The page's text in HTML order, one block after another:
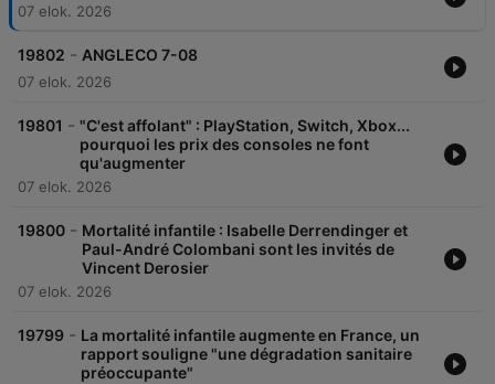
07 elok. 2026
19802 - ANGLECO 7-08
07 elok. 2026
19801 - "C'est affolant" : PlayStation, Switch, Xbox...
pourquoi les prix des consoles ne font
qu'augmenter
07 elok. 2026
19800 - Mortalité infantile : Isabelle Derrendinger et
Paul-André Colombani sont les invités de
Vincent Derosier
07 elok. 2026
19799 - La mortalité infantile augmente en France, un
rapport souligne "une dégradation sanitaire
préoccupante"